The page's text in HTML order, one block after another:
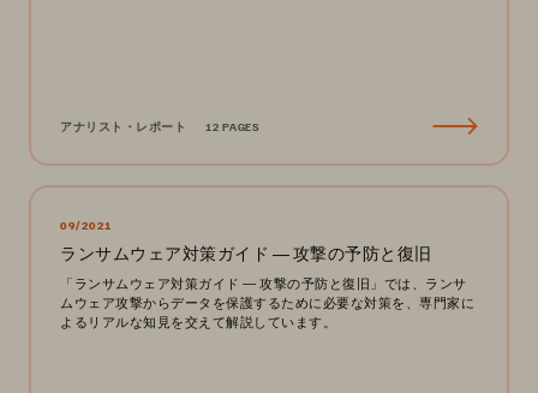
アナリスト・レポート 12 PAGES
09/2021
ランサムウェア対策ガイド ― 攻撃の予防と復旧
「ランサムウェア対策ガイド ― 攻撃の予防と復旧」では、ランサ
ムウェア攻撃からデータを保護するために必要な対策を、専門家に
よるリアルな知見を交えて解説しています。